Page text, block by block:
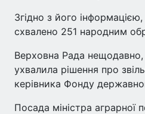
Згідно з його
схвалено 251 народним
Верховна Рада нещодавно,
ухвалила рішення про
керівника Фонду
Посада міністра аграрної